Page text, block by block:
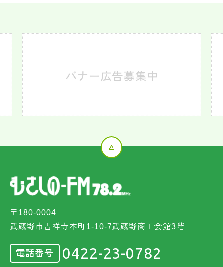
〒180-0004
武蔵野市吉祥寺本町1-10-7武蔵野商工会館3階
電話番号 0422-23-0782